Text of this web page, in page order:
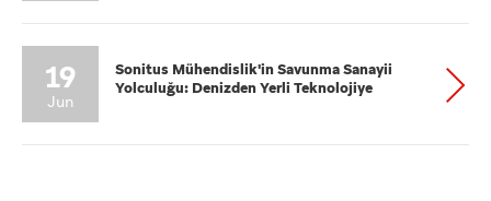
19
Jun
Sonitus Mühendislik'in Savunma Sanayii
Yolculuğu: Denizden Yerli Teknolojiye